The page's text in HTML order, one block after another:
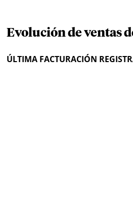
Evolución de ventas
ÚLTIMA FACTURACIÓN